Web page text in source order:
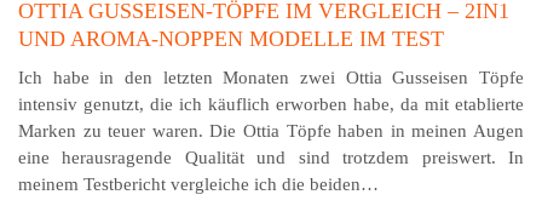
OTTIA GUSSEISEN-TÖPFE IM VERGLEICH – 2IN1
UND AROMA-NOPPEN MODELLE IM TEST
Ich habe in den letzten Monaten zwei Ottia Gusseisen Töpfe
intensiv genutzt, die ich käuflich erworben habe, da mit etablierte
Marken zu teuer waren. Die Ottia Töpfe haben in meinen Augen
eine herausragende Qualität und sind trotzdem preiswert. In
meinem Testbericht vergleiche ich die beiden…